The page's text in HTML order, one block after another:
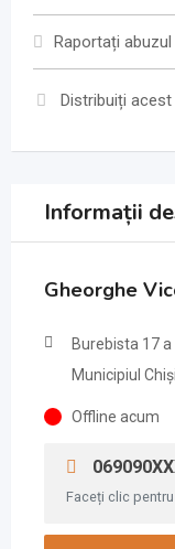
Raportați abuzul
Distribuiți acest
Informații
Gheorghe
Burebista 17 a
Municipiul
Offline acum
Faceți clic